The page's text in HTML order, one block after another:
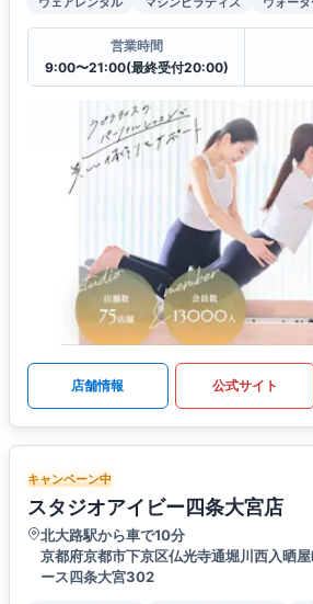
営業時間
9:00〜21:00(最終受付20:00)
店舗情報 公式サイト
キャンペーン中
スタジオアイビー四条大宮店
北大路駅から車で10分
京都府京都市下京区仏光寺通堀川西入晒
ース四条大宮302